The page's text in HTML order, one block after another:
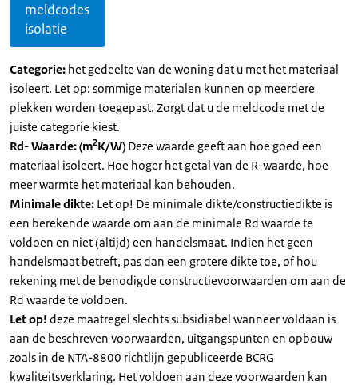
meldcodes
isolatie
Categorie: het gedeelte van de woning dat u met het materiaal
isoleert. Let op: sommige materialen kunnen op meerdere
plekken worden toegepast. Zorgt dat u de meldcode met de
juiste categorie kiest.
Rd- Waarde: (m2K/W) Deze waarde geeft aan hoe goed een
materiaal isoleert. Hoe hoger het getal van de R-waarde, hoe
meer warmte het materiaal kan behouden.
Minimale dikte: Let op! De minimale dikte/constructiedikte is
een berekende waarde om aan de minimale Rd waarde te
voldoen en niet (altijd) een handelsmaat. Indien het geen
handelsmaat betreft, pas dan een grotere dikte toe, of hou
rekening met de benodigde constructievoorwaarden om aan de
Rd waarde te voldoen.
Let op! deze maatregel slechts subsidiabel wanneer voldaan is
aan de beschreven voorwaarden, uitgangspunten en opbouw
zoals in de NTA-8800 richtlijn gepubliceerde BCRG
kwaliteitsverklaring. Het voldoen aan deze voorwaarden kan